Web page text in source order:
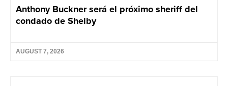
Anthony Buckner será el próximo sheriff del
condado de Shelby
AUGUST 7, 2026